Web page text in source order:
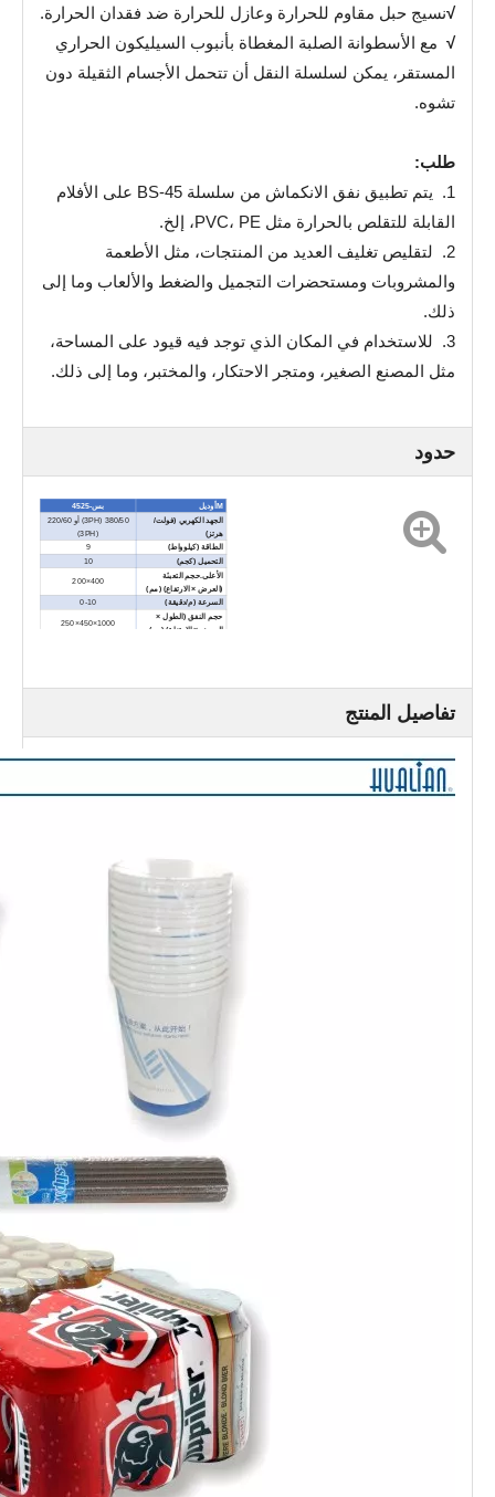
√نسيج حبل مقاوم للحرارة وعازل للحرارة ضد فقدان الحرارة.
√ مع الأسطوانة الصلبة المغطاة بأنبوب السيليكون الحراري
المستقر، يمكن لسلسلة النقل أن تتحمل الأجسام الثقيلة دون
تشوه.
طلب:
1. يتم تطبيق نفق الانكماش من سلسلة BS-45 على الأفلام
القابلة للتقلص بالحرارة مثل PVC، PE، إلخ.
2. لتقليص تغليف العديد من المنتجات، مثل الأطعمة
والمشروبات ومستحضرات التجميل والضغط والألعاب وما إلى
ذلك.
3. للاستخدام في المكان الذي توجد فيه قيود على المساحة،
مثل المصنع الصغير، ومتجر الاحتكار، والمختبر، وما إلى ذلك.
حدود
M أوديل بس-4525
الجهد الكهربي (فولت/
هرتز)
380/50 (3PH) أو 220/60
(3PH)
الطاقة (كيلوواط) 9
التحميل (كجم) 10
الأعلى.حجم التعبئة
(العرض × الارتفاع) (مم)
400×200
السرعة (م/دقيقة)
0-10
حجم النفق (الطول ×
العرض × الارتفاع) (مم)
1000×450×250
تفاصيل المنتج